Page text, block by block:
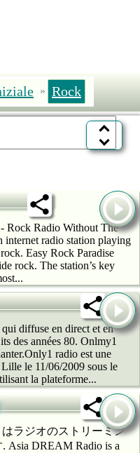
» Rock
Rock Radio Without The
internet radio station playing
Easy Rock Paradise
rock. The station’s key
diffuse en direct et en
des années 80. Onlmy1
radio est une
le 11/06/2009 sous le
la plateforme...
ラジオのストリーミン
Asia DREAM Radio is a